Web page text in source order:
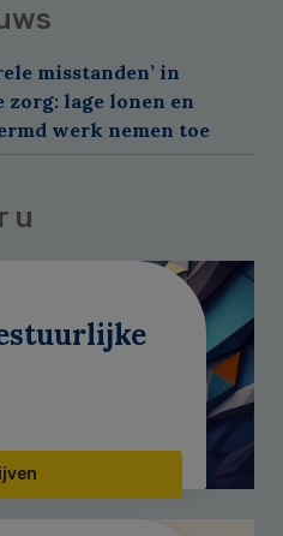
misstanden’ in
zorg: lage lonen en
werk nemen toe
u